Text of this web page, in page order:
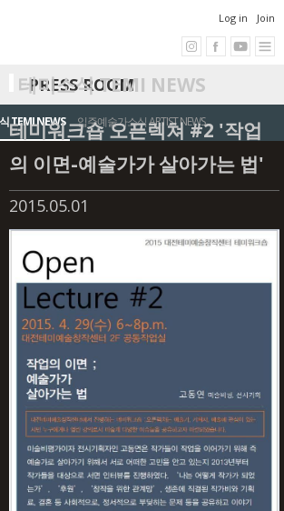
Log in Join
PRESS ROOM
TEMI NEWS 입주예술가소식 ARTIST NEWS
테미소식 TEMI NEWS
테미워크숍 오픈렉쳐 #2 '작업
의 이면-예술가가 살아가는 법'
2015.05.01